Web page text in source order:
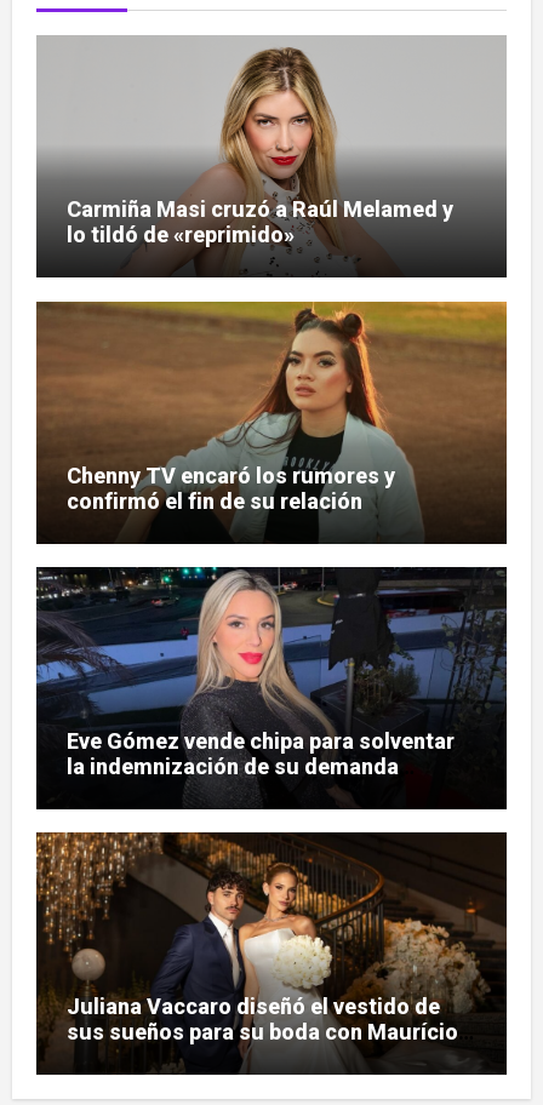
Carmiña Masi cruzó a Raúl Melamed y
lo tildó de «reprimido»
Chenny TV encaró los rumores y
confirmó el fin de su relación
Eve Gómez vende chipa para solventar
la indemnización de su demanda
Juliana Vaccaro diseñó el vestido de
sus sueños para su boda con Maurício
Prado